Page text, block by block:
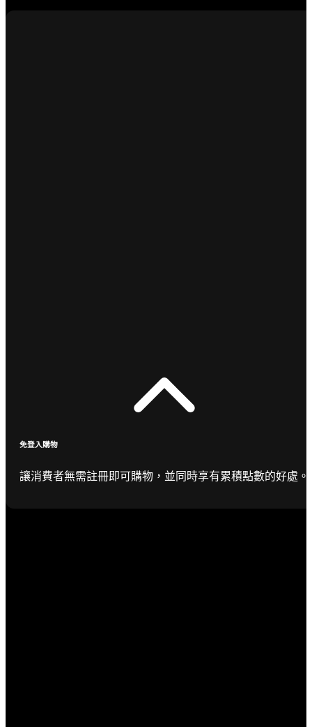
免登入購物
讓消費者無需註冊即可購物，並同時享有累積點數的好處。